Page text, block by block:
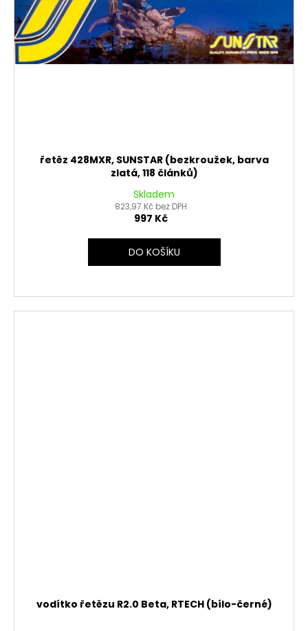
řetěz 428MXR, SUNSTAR (bezkroužek, barva
zlatá, 118 článků)
Skladem
823,97 Kč bez DPH
997 Kč
DO KOŠÍKU
vodítko řetězu R2.0 Beta, RTECH (bílo-černé)